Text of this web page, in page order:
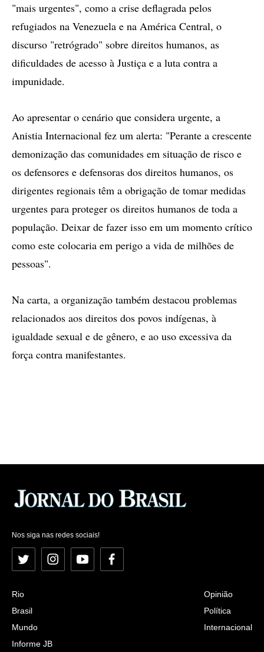
"mais urgentes", como a crise deflagrada pelos
refugiados na Venezuela e na América Central, o
discurso "retrógrado" sobre direitos humanos, as
dificuldades de acesso à Justiça e a luta contra a
impunidade.
Ao apresentar o cenário que considera urgente, a
Anistia Internacional fez um alerta: "Perante a crescente
demonização das comunidades em situação de risco e
os defensores e defensoras dos direitos humanos, os
dirigentes regionais têm a obrigação de tomar medidas
urgentes para proteger os direitos humanos de toda a
população. Deixar de fazer isso em um momento crítico
como este colocaria em perigo a vida de milhões de
pessoas".
Na carta, a organização também destacou problemas
relacionados aos direitos dos povos indígenas, à
igualdade sexual e de gênero, e ao uso excessiva da
força contra manifestantes.
Nos siga nas redes sociais!
Twitter InstagramYouTubeFacebook
Rio
Brasil
Mundo
Informe JB
Opinião
Política
Internacional